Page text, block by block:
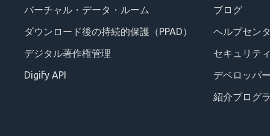
バーチャル・データ・ルーム
ダウンロード後の持続的保護（PPAD）
デジタル著作権管理
Digify API
ブログ
ヘルプセン
セキュリテ
デベロッパ
紹介プログ